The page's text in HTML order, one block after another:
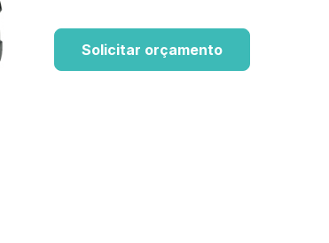
Solicitar orçamento